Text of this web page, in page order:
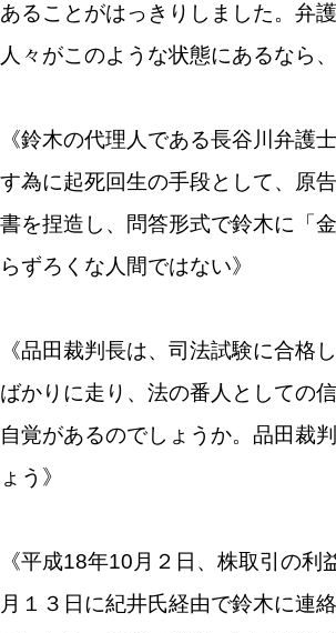
あることがはっきりしました。弁
人々がこのような状態にあるなら
《鈴木の代理人である長谷川弁
す為に起死回生の手段として、原
書を捏造し、問答形式で鈴木に「
らずろくな人間ではない》
《品田裁判長は、司法試験に合
ばかりに走り、法の番人としての
自覚があるのでしょうか。品田裁
ょう》
《平成18年10月２日、株取引の
月１３日に紀井氏経由で鈴木に連